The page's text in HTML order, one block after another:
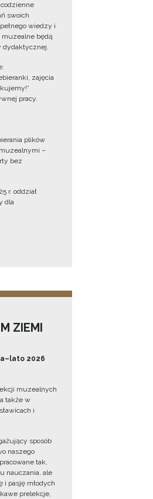
swoich
wiedzy i
muzealne będą
dydaktycznej.
zajęcia
pracy.
plików
–
bez
r. oddział
dla
ZIEMI
2026
muzealnych
także w
i
sposób
naszego
tak,
nauczania, ale
i pasję młodych
prelekcje,